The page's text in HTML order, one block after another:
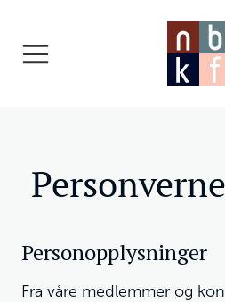
Personopplysninger
Fra våre medlemmer og